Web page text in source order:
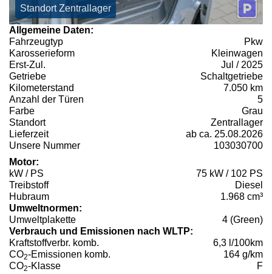
Standort Zentrallager
Allgemeine Daten:
Fahrzeugtyp
Pkw
Karosserieform
Kleinwagen
Erst-Zul.
Jul / 2025
Getriebe
Schaltgetriebe
Kilometerstand
7.050 km
Anzahl der Türen
5
Farbe
Grau
Standort
Zentrallager
Lieferzeit
ab ca. 25.08.2026
Unsere Nummer
103030700
Motor:
kW / PS
75 kW / 102 PS
Treibstoff
Diesel
Hubraum
1.968 cm³
Umweltnormen:
Umweltplakette
4 (Green)
Verbrauch und Emissionen nach WLTP:
Kraftstoffverbr. komb.
6,3 l/100km
CO2-Emissionen komb.
164 g/km
CO2-Klasse F